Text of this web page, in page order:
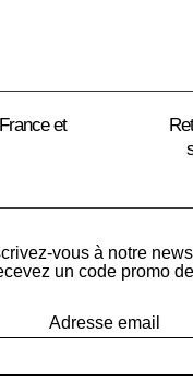
et
vous à notre
un code promo
Adresse email